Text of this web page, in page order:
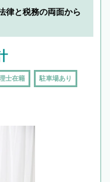
律と税務の両面から
士在籍 駐車場あり